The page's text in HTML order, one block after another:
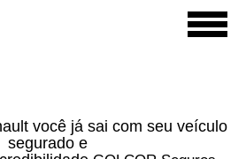
você já sai com seu veículo
segurado e